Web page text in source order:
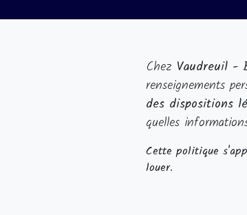
Chez Vaudreuil -
renseignements
des dispositions
quelles
Cette politique
louer.